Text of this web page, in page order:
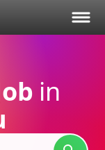
in